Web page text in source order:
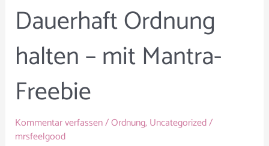
Dauerhaft Ordnung
halten – mit Mantra-
Freebie
Kommentar verfassen/Ordnung,Uncategorized/
mrsfeelgood